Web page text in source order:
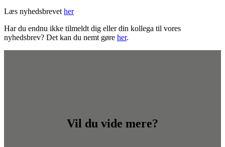
Læs nyhedsbrevet her
Har du endnu ikke tilmeldt dig eller din kollega til vores
nyhedsbrev? Det kan du nemt gøre her.
Vil du vide mere?